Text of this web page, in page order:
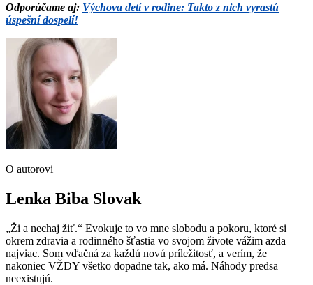
Odporúčame aj: Výchova detí v rodine: Takto z nich vyrastú
úspešní dospelí!
O autorovi
Lenka Biba Slovak
„Ži a nechaj žiť.“ Evokuje to vo mne slobodu a pokoru, ktoré si
okrem zdravia a rodinného šťastia vo svojom živote vážim azda
najviac. Som vďačná za každú novú príležitosť, a verím, že
nakoniec VŽDY všetko dopadne tak, ako má. Náhody predsa
neexistujú.